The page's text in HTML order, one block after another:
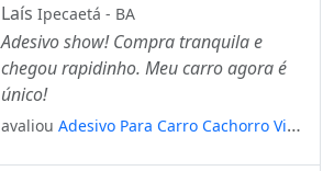
Laís Ipecaetá - BA
Adesivo show! Compra tranquila e
chegou rapidinho. Meu carro agora é
único!
avaliou Adesivo Para Carro Cachorro Vira